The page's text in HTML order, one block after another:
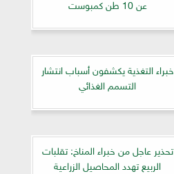
عن 10 طن كمبوست
خبراء التغذية يكشفون أسباب انتشار
التسمم الغذائي
تحذير عاجل من خبراء المناخ: تقلبات
الربيع تهدد المحاصيل الزراعية